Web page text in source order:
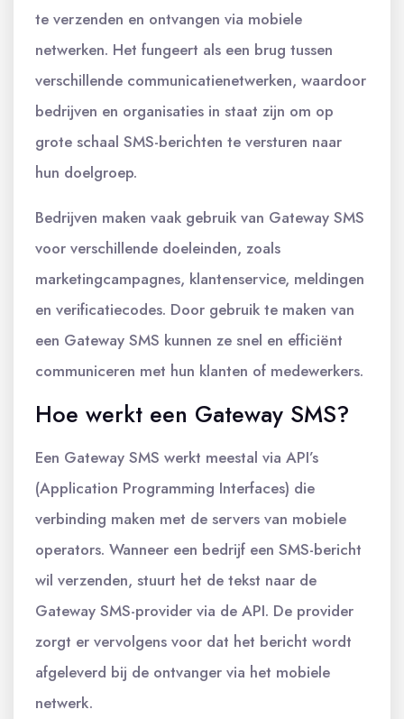
te verzenden en ontvangen via mobiele
netwerken. Het fungeert als een brug tussen
verschillende communicatienetwerken, waardoor
bedrijven en organisaties in staat zijn om op
grote schaal SMS-berichten te versturen naar
hun doelgroep.
Bedrijven maken vaak gebruik van Gateway SMS
voor verschillende doeleinden, zoals
marketingcampagnes, klantenservice, meldingen
en verificatiecodes. Door gebruik te maken van
een Gateway SMS kunnen ze snel en efficiënt
communiceren met hun klanten of medewerkers.
Hoe werkt een Gateway SMS?
Een Gateway SMS werkt meestal via API’s
(Application Programming Interfaces) die
verbinding maken met de servers van mobiele
operators. Wanneer een bedrijf een SMS-bericht
wil verzenden, stuurt het de tekst naar de
Gateway SMS-provider via de API. De provider
zorgt er vervolgens voor dat het bericht wordt
afgeleverd bij de ontvanger via het mobiele
netwerk.